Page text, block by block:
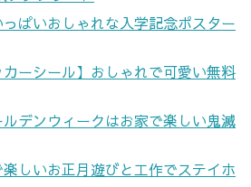
っぱいおしゃれな入学記念ポスター
カーシール】おしゃれで可愛い無料
デンウィークはお家で楽しい鬼滅
しいお正月遊びと工作でステイホ